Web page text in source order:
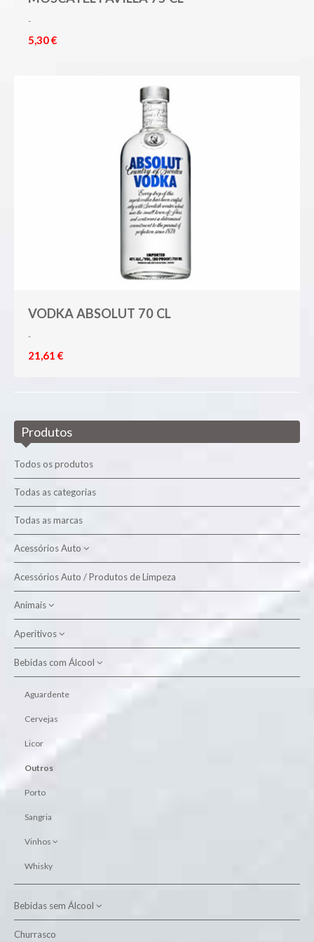
-
5,30 €
VODKA ABSOLUT 70 CL
-
21,61 €
Produtos
Todos os produtos
Todas as categorias
Todas as marcas
Acessórios Auto
Produtos de Limpeza
Acessórios Auto / Produtos de Limpeza
Animais
Alimento Aves
Alimento Cão
Aperitivos
Batatas Fritas
Snacks
Bebidas com Álcool
Aguardente
Cervejas
Licor
Outros
Porto
Sangria
Vinhos
Branco Alentejo
Branco Douro
Branco Setúbal
Whisky
Bebidas sem Álcool
Água
Churrasco